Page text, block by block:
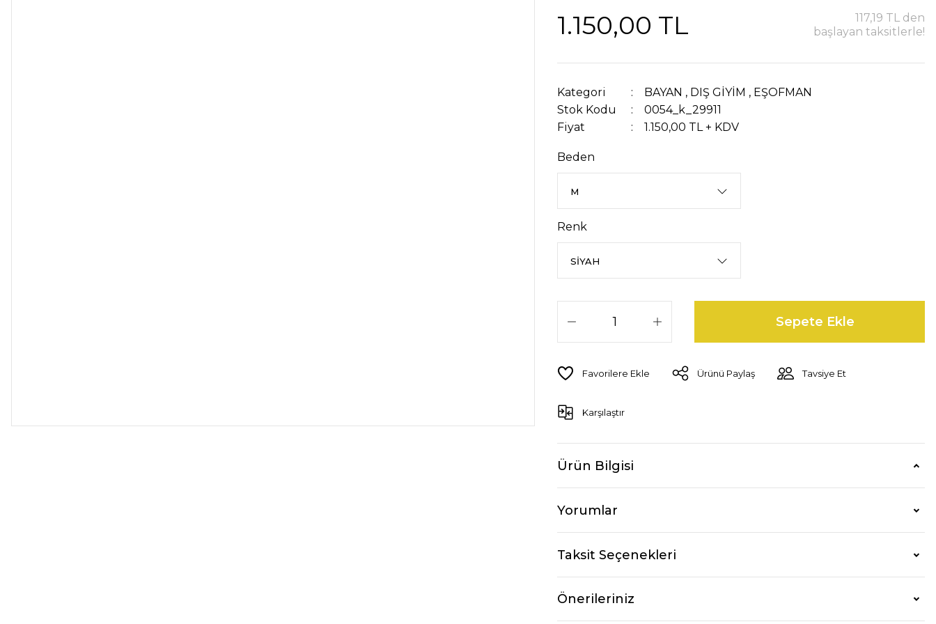
1.150,00 TL
117,19 TL den
başlayan taksitlerle!
Kategori BAYAN , DIŞ GİYİM , EŞOFMAN
Stok Kodu
0054_k_29911
Fiyat
1.150,00 TL + KDV
Beden
Renk
Sepete Ekle
Ürünü Paylaş Tavsiye Et
Karşılaştır
Ürün Bilgisi
Yorumlar
Taksit Seçenekleri
Önerileriniz